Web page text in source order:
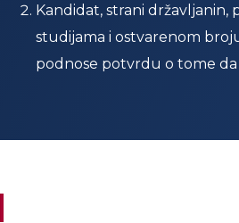
Kandidat, strani
studijama i ostvarenom
podnose potvrdu o tome